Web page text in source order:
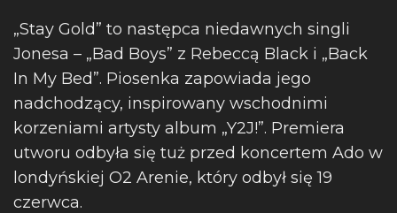
„Stay Gold” to następca niedawnych singli
Jonesa – „Bad Boys” z Rebeccą Black i „Back
In My Bed”. Piosenka zapowiada jego
nadchodzący, inspirowany wschodnimi
korzeniami artysty album „Y2J!”. Premiera
utworu odbyła się tuż przed koncertem Ado w
londyńskiej O2 Arenie, który odbył się 19
czerwca.